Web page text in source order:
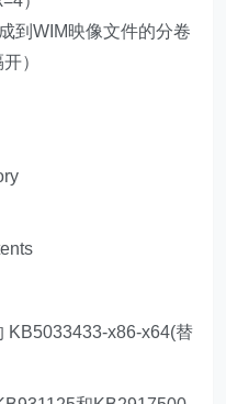
到WIM映像文件的分卷
）
KB5033433-x86-x64(替